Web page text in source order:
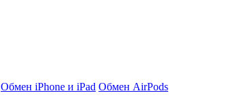
Обмен iPhone и iPad Обмен AirPods